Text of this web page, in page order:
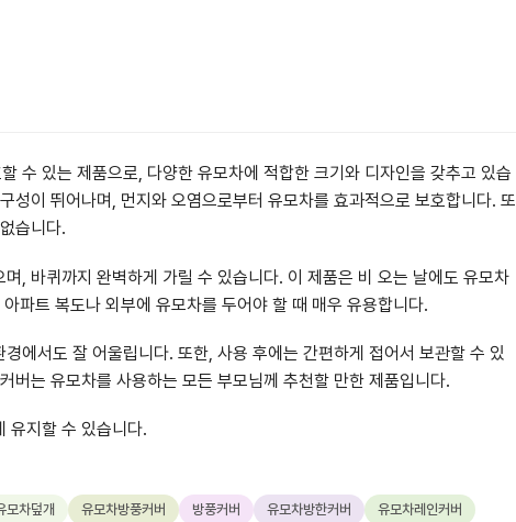
수 있는 제품으로, 다양한 유모차에 적합한 크기와 디자인을 갖추고 있습
성이 뛰어나며, 먼지와 오염으로부터 유모차를 효과적으로 보호합니다. 또
습니다.
, 바퀴까지 완벽하게 가릴 수 있습니다. 이 제품은 비 오는 날에도 유모차
파트 복도나 외부에 유모차를 두어야 할 때 매우 유용합니다.
에서도 잘 어울립니다. 또한, 사용 후에는 간편하게 접어서 보관할 수 있
버는 유모차를 사용하는 모든 부모님께 추천할 만한 제품입니다.
유지할 수 있습니다.
모차덮개 유모차방풍커버 방풍커버 유모차방한커버
유모차레인커버